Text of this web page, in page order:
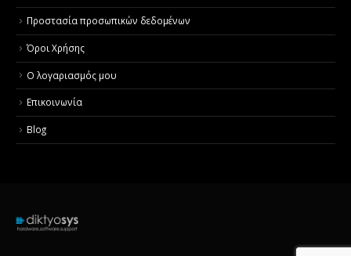
Προστασία προσωπικών δεδομένων
Όροι Χρήσης
Ο λογαριασμός μου
Επικοινωνία
Blog